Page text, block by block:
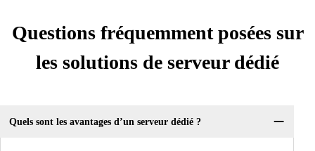
Questions fréquemment posées sur
les solutions de serveur dédié
Quels sont les avantages d’un serveur dédié ?